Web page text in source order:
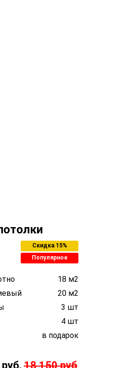
Скидка 15%
Популярное
18 м2
20 м2
3 шт
4 шт
в подарок
руб,18 150 руб